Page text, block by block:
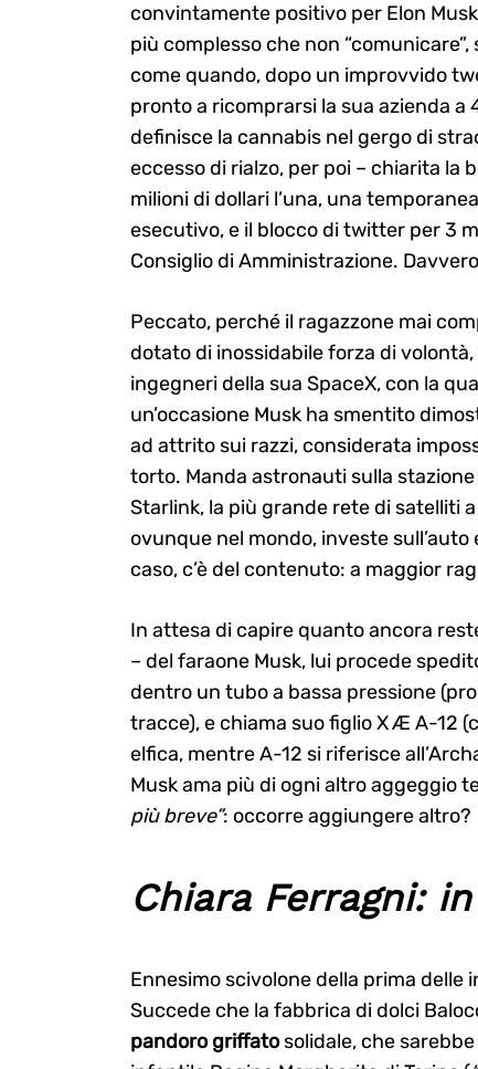
convintamente positivo per Elon
più complesso che non
come quando, dopo un improvvido
pronto a ricomprarsi la sua azienda a
definisce la cannabis nel gergo di
eccesso di rialzo, per poi – chiarita la
milioni di dollari l’una, una
esecutivo, e il blocco di twitter per 3
Consiglio di Amministrazione.
Peccato, perché il ragazzone mai
dotato di inossidabile forza di
ingegneri della sua SpaceX, con la
un’occasione Musk ha smentito
ad attrito sui razzi, considerata
torto. Manda astronauti sulla
Starlink, la più grande rete di satelliti
ovunque nel mondo, investe
caso, c’è del contenuto: a maggior
In attesa di capire quanto ancora
– del faraone Musk, lui procede
dentro un tubo a bassa pressione
tracce), e chiama suo figlio X Æ A-12
elfica, mentre A-12 si riferisce
Musk ama più di ogni altro aggeggio
più breve”: occorre aggiungere altro?
Chiara Ferragni:
Ennesimo scivolone della prima
Succede che la fabbrica di dolci
pandoro griffatosolidale, che